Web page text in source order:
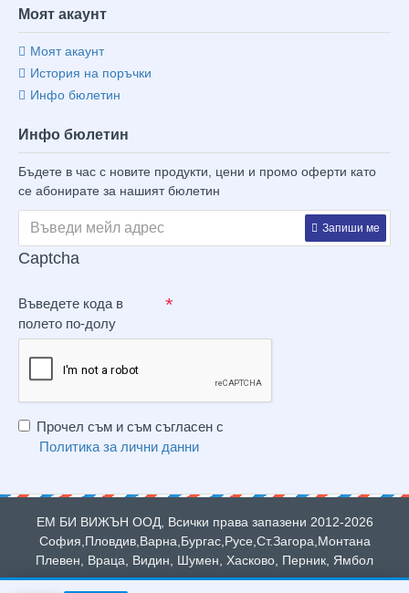
Моят акаунт
Моят акаунт
История на поръчки
Инфо бюлетин
Инфо бюлетин
Бъдете в час с новите продукти, цени и промо оферти като
се абонирате за нашият бюлетин
Запиши ме
Captcha
Въведете кода в
полето по-долу
Прочел съм и съм съгласен с
Политика за лични данни
ЕМ БИ ВИЖЪН ООД, Всички права запазени 2012-2026
София,Пловдив,Варна,Бургас,Русе,Ст.Загора,Монтана
Плевен, Враца, Видин, Шумен, Хасково, Перник, Ямбол